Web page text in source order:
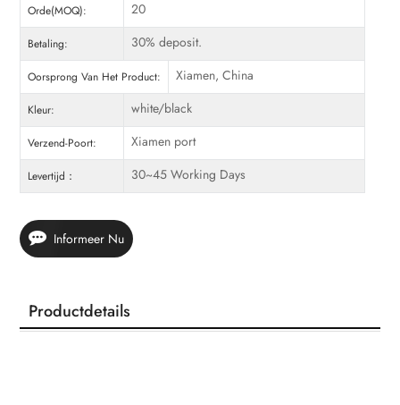
Orde(MOQ): 20
Betaling: 30% deposit.
Oorsprong Van Het Product: Xiamen, China
Kleur: white/black
Verzend-Poort: Xiamen port
Levertijd： 30~45 Working Days
Informeer Nu
Productdetails